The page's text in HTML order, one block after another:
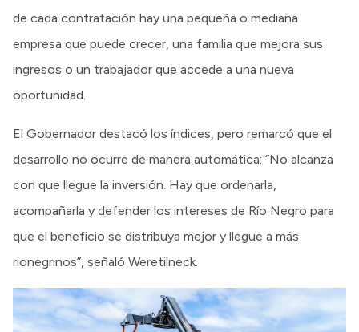
de cada contratación hay una pequeña o mediana
empresa que puede crecer, una familia que mejora sus
ingresos o un trabajador que accede a una nueva
oportunidad.
El Gobernador destacó los índices, pero remarcó que el
desarrollo no ocurre de manera automática: “No alcanza
con que llegue la inversión. Hay que ordenarla,
acompañarla y defender los intereses de Río Negro para
que el beneficio se distribuya mejor y llegue a más
rionegrinos”, señaló Weretilneck.